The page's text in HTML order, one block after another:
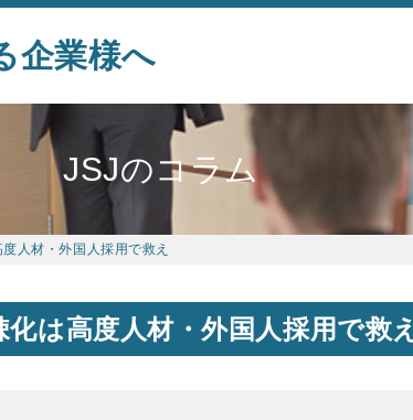
企業様へ
JSJのコラム
人材・外国人採用で救え
化は高度人材・外国人採用で救え